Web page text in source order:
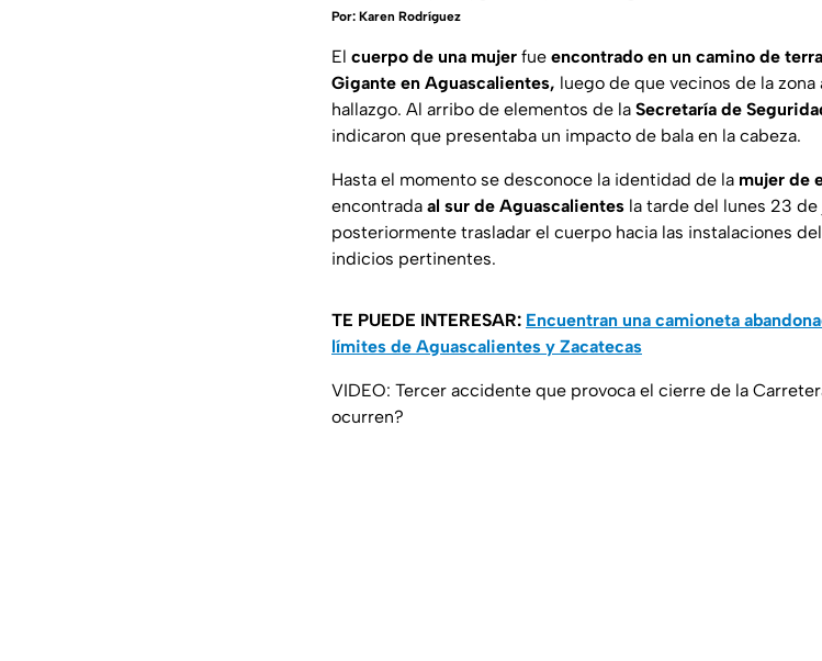
Por: Karen Rodríguez
El cuerpo de una mujer fue encontrado en un camino de
Gigante en Aguascalientes, luego de que vecinos de la
hallazgo. Al arribo de elementos de la Secretaría de
indicaron que presentaba un impacto de bala en la cabeza.
Hasta el momento se desconoce la identidad de la mujer de
encontrada al sur de Aguascalientes la tarde del lunes 23
posteriormente trasladar el cuerpo hacia las instalaciones del
indicios pertinentes.
TE PUEDE INTERESAR: Encuentran una camioneta
límites de Aguascalientes y Zacatecas
VIDEO: Tercer accidente que provoca el cierre de la
ocurren?